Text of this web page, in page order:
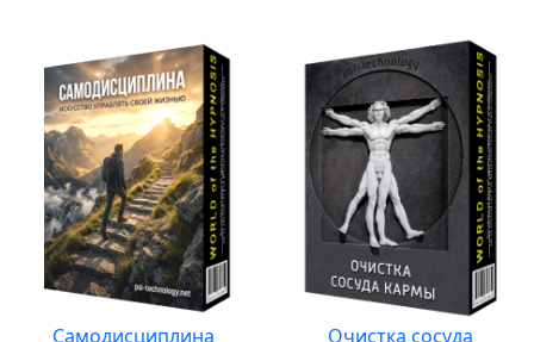
Самодисциплина
Очистка сосуда